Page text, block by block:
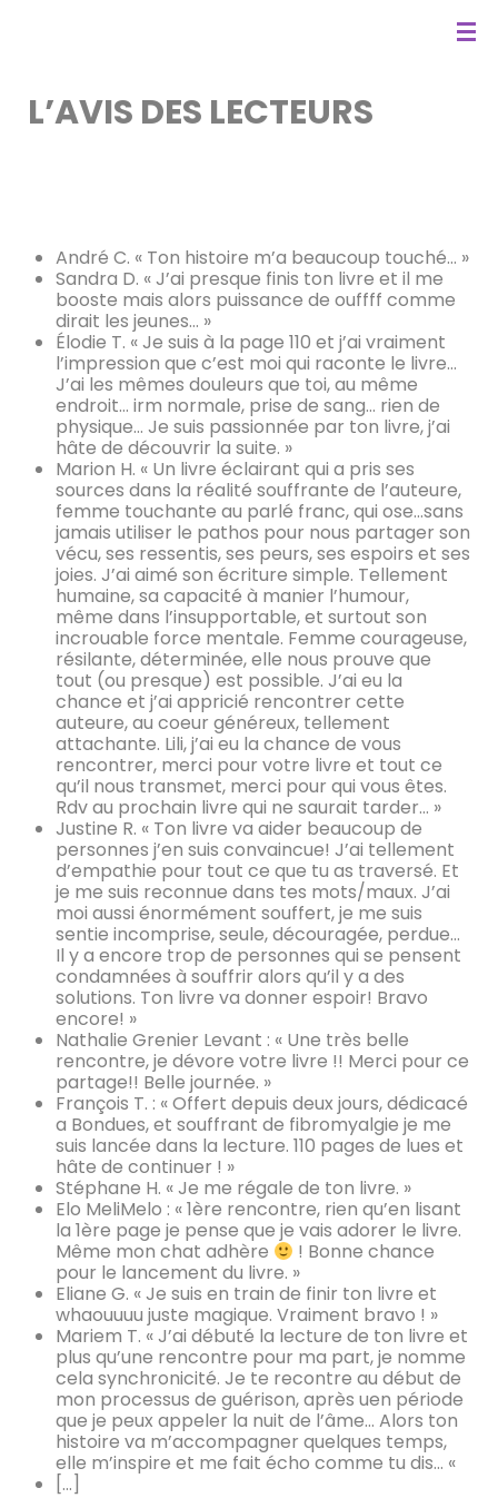
L’AVIS DES LECTEURS
André C. « Ton histoire m’a beaucoup touché… »
Sandra D. « J’ai presque finis ton livre et il me
booste mais alors puissance de ouffff comme
dirait les jeunes… »
Élodie T. « Je suis à la page 110 et j’ai vraiment
l’impression que c’est moi qui raconte le livre…
J’ai les mêmes douleurs que toi, au même
endroit… irm normale, prise de sang… rien de
physique… Je suis passionnée par ton livre, j’ai
hâte de découvrir la suite. »
Marion H. « Un livre éclairant qui a pris ses
sources dans la réalité souffrante de l’auteure,
femme touchante au parlé franc, qui ose…sans
jamais utiliser le pathos pour nous partager son
vécu, ses ressentis, ses peurs, ses espoirs et ses
joies. J’ai aimé son écriture simple. Tellement
humaine, sa capacité à manier l’humour,
même dans l’insupportable, et surtout son
incrouable force mentale. Femme courageuse,
résilante, déterminée, elle nous prouve que
tout (ou presque) est possible. J’ai eu la
chance et j’ai appricié rencontrer cette
auteure, au coeur généreux, tellement
attachante. Lili, j’ai eu la chance de vous
rencontrer, merci pour votre livre et tout ce
qu’il nous transmet, merci pour qui vous êtes.
Rdv au prochain livre qui ne saurait tarder… »
Justine R. « Ton livre va aider beaucoup de
personnes j’en suis convaincue! J’ai tellement
d’empathie pour tout ce que tu as traversé. Et
je me suis reconnue dans tes mots/maux. J’ai
moi aussi énormément souffert, je me suis
sentie incomprise, seule, découragée, perdue…
Il y a encore trop de personnes qui se pensent
condamnées à souffrir alors qu’il y a des
solutions. Ton livre va donner espoir! Bravo
encore! »
Nathalie Grenier Levant : « Une très belle
rencontre, je dévore votre livre !! Merci pour ce
partage!! Belle journée. »
François T. : « Offert depuis deux jours, dédicacé
a Bondues, et souffrant de fibromyalgie je me
suis lancée dans la lecture. 110 pages de lues et
hâte de continuer ! »
Stéphane H. « Je me régale de ton livre. »
Elo MeliMelo : « 1ère rencontre, rien qu’en lisant
la 1ère page je pense que je vais adorer le livre.
Même mon chat adhère
! Bonne chance
pour le lancement du livre. »
Eliane G. « Je suis en train de finir ton livre et
whaouuuu juste magique. Vraiment bravo ! »
Mariem T. « J’ai débuté la lecture de ton livre et
plus qu’une rencontre pour ma part, je nomme
cela synchronicité. Je te recontre au début de
mon processus de guérison, après uen période
que je peux appeler la nuit de l’âme… Alors ton
histoire va m’accompagner quelques temps,
elle m’inspire et me fait écho comme tu dis… «
[…]